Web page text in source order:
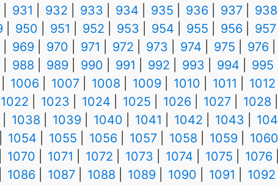
931
932 933 934 935 936 937 938
950 951 952 953 954 955 956 957
969
970 971 972 973 974 975 976
988
989 990 991 992 993 994 995
1006
1007 1008 1009 1010 1011 1012
1022
1023 1024 1025 1026 1027 1028
1038
1039 1040 1041 1042 1043
1054
1055 1056 1057 1058 1059 1060
1070
1071 1072 1073 1074 1075 1076
1086
1087 1088 1089 1090 1091 1092